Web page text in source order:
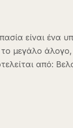
είναι ένα
μεγάλο
από: